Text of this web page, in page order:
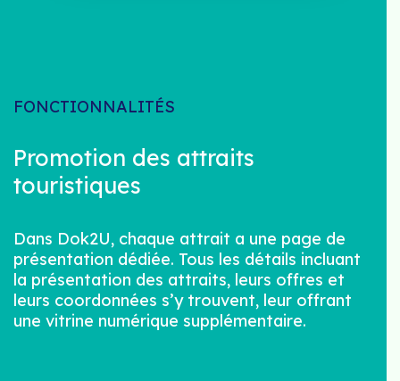
FONCTIONNALITÉS
Promotion des attraits
touristiques
Dans Dok2U, chaque attrait a une page de
présentation dédiée. Tous les détails incluant
la présentation des attraits, leurs offres et
leurs coordonnées s’y trouvent, leur offrant
une vitrine numérique supplémentaire.